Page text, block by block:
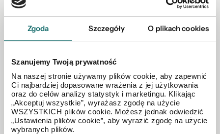
Zgoda Szczegóły O plikach cookies
Szanujemy Twoją prywatność
Na naszej stronie używamy plików cookie, aby zapewnić
Ci najbardziej dopasowane wrażenia z jej użytkowania
oraz do celów analizy statystyk i marketingu. Klikając
„Akceptuj wszystkie”, wyrażasz zgodę na użycie
WSZYSTKICH plików cookie. Możesz jednak odwiedzić
„Ustawienia plików cookie”, aby wyrazić zgodę na użycie
wybranych plików.
519 334 558
Zapytaj o tę ofertę
519 334 558